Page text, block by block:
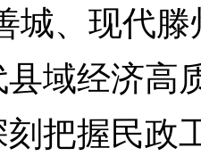
城、现代
域经济高
把握民政